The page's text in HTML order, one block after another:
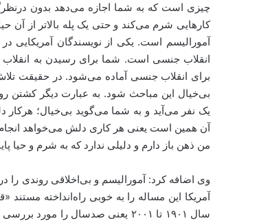
چیزی است که به شما اجازه می‌دهد بدون
کارهایی شرم می‌کند و حتی یک پله بالاتر از آن
آمورالیسم است. یکی از نویسندگان آمریکایی
انقلاب جنسی است. شما برای رسیدن به انقلاب
برای انقلاب جنسی آماده می‌شود. در حقیقت
بی‌خیال این مباحث شود. به عبارت دیگر کشتن
یک نفر می‌آید و به شما می‌گوید بی‌خیال؛ هرکار
آن همین است یعنی هر کاری دلش می‌خواهد انجام
من ذهن باز دارم و دلیلی ندارد که به شرم و حیا
وی اضافه کرد: آمورالیسم و بی‌اخلاقی روندی را
آمریکا این مساله را به خوبی راه‌انداخته
سال ۱۹۰۱ تا ۲۰۰۱ یعنی صدسال را